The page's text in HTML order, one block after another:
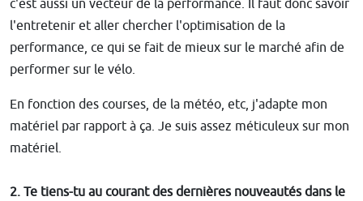
c'est aussi un vecteur de la performance. Il faut donc savoir
l'entretenir et aller chercher l'optimisation de la
performance, ce qui se fait de mieux sur le marché afin de
performer sur le vélo.
En fonction des courses, de la météo, etc, j'adapte mon
matériel par rapport à ça. Je suis assez méticuleux sur mon
matériel.
2. Te tiens-tu au courant des dernières nouveautés dans le